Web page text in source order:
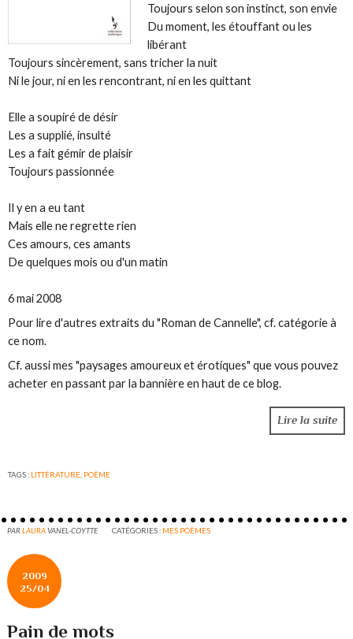
Toujours selon son instinct, son envie
Du moment, les étouffant ou les
libérant
Toujours sincèrement, sans tricher la nuit
Ni le jour, ni en les rencontrant, ni en les quittant
Elle a soupiré de désir
Les a supplié, insulté
Les a fait gémir de plaisir
Toujours passionnée
Il y en a eu tant
Mais elle ne regrette rien
Ces amours, ces amants
De quelques mois ou d'un matin
6 mai 2008
Pour lire d'autres extraits du "Roman de Cannelle", cf. catégorie à
ce nom.
Cf. aussi mes "paysages amoureux et érotiques" que vous pouvez
acheter en passant par la bannière en haut de ce blog.
Lire la suite
TAGS : LITTÉRATURE POÈME
PARLAURAVANEL-COYTTE CATÉGORIES : MES POÈMES
2009
25/04
Pain de mots